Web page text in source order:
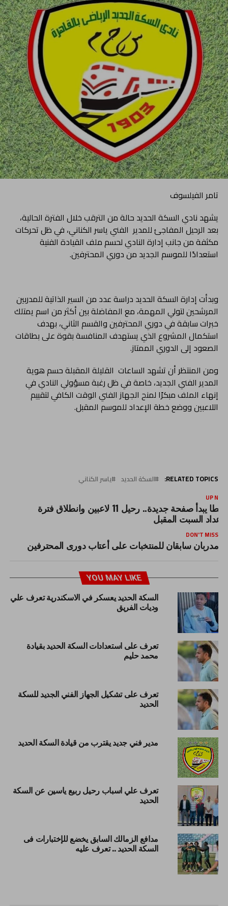
تامر الفيلسوف
يشهد نادي السكة الحديد حالة من الترقب خلال الفترة الحالية،
بعد الرحيل المفاجئ للمدير الفني ياسر الكناني، في ظل تحركات
مكثفة من جانب إدارة النادي لحسم ملف القيادة الفنية
استعدادًا للموسم الجديد من دوري المحترفين.
وبدأت إدارة السكة الحديد دراسة عدد من السير الذاتية للمدربين
المرشحين لتولي المهمة، مع المفاضلة بين أكثر من اسم يمتلك
خبرات سابقة في دوري المحترفين والقسم الثاني، بهدف
استكمال المشروع الذي يستهدف المنافسة بقوة على بطاقات
الصعود إلى الدوري الممتاز.
ومن المنتظر أن تشهد الساعات القليلة المقبلة حسم هوية
المدير الفني الجديد، خاصة في ظل رغبة مسؤولي النادي في
إنهاء الملف مبكرًا لمنح الجهاز الفني الوقت الكافي لتقييم
اللاعبين ووضع خطة الإعداد للموسم المقبل.
RELATED TOPICS: السكة الحديد ياسر الكناني
UP
طنطا يبدأ صفحة جديدة.. رحيل 11 لاعبين وانطلاق فترة
السبت المقبل
DON'T MISS
مدربان سابقان للمنتخبات على أعتاب دورى المحترفين
YOU MAY LIKE
السكة الحديد يعسكر في الاسكندرية تعرف علي
وديات الفريق
تعرف على استعدادات السكة الحديد بقيادة
محمد حليم
تعرف على تشكيل الجهاز الفني الجديد للسكة
الحديد
مدير فني جديد يقترب من قيادة السكة الحديد
تعرف علي اسباب رحيل ربيع ياسين عن السكة
الحديد
مدافع الزمالك السابق يخضع للإختبارات فى
السكة الحديد .. تعرف عليه